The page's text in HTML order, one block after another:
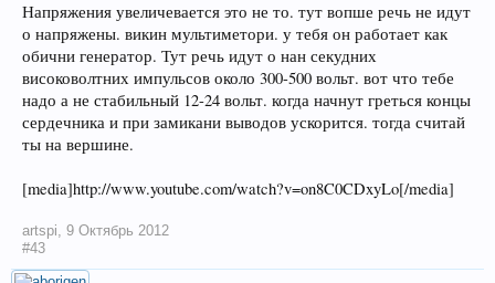
Напряжения увеличевается это не то. тут вопше речь не идут
о напряжены. викин мультиметори. у тебя он работает как
обични генератор. Тут речь идут о нан секудних
високоволтних импульсов около 300-500 вольт. вот что тебе
надо а не стабильный 12-24 вольт. когда начнут греться концы
сердечника и при замикани выводов ускорится. тогда считай
ты на вершине.
[media]http://www.youtube.com/watch?v=on8C0CDxyLo[/media]
artspi, 9 Октябрь 2012
#43